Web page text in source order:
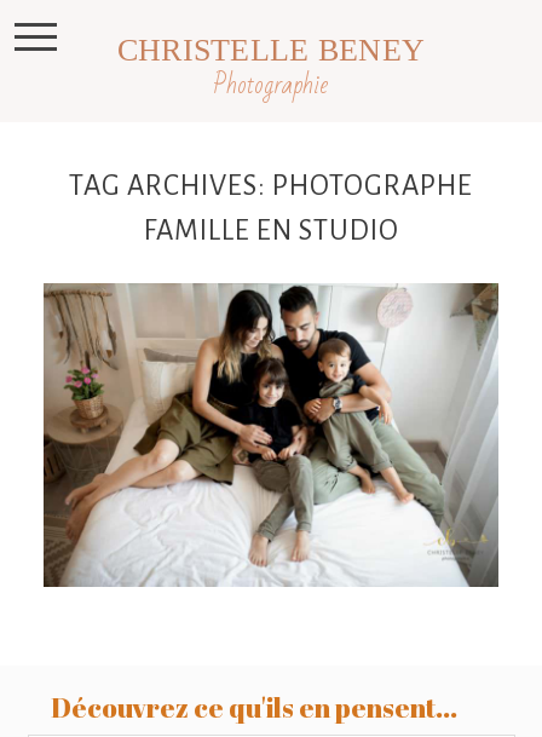
Photographie
CHRISTELLE BENEY
TAG ARCHIVES: PHOTOGRAPHE
FAMILLE EN STUDIO
Séance photo famille lifestyle au
studio, Revel
Découvrez ce qu'ils en pensent...